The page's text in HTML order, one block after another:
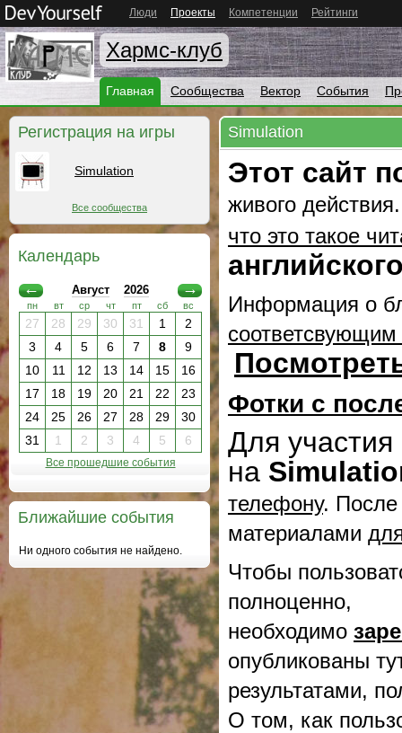
Люди Проекты Компетенции Рейтинги
Хармс-клуб
Главная Сообщества Вектор События
Регистрация на игры
Simulation
Все сообщества
Календарь
←
Август 2026 →
пн вт ср чт пт сб вс
27 28 29 30 31 1
2
3
4 5 6 7 8
9
10
11 12 13 14 15
16
17
18 19 20 21 22
23
24
25 26 27 28 29
30
31
1 2 3 4 5 6
Все прошедшие события
Ближайшие события
Ни одного события не найдено.
Simulation
Этот сайт
живого
что это такое
Информация о
соответсвующим
Фотки с
Для участия
на
телефону. После
материалами
Чтобы
полноценно,
необходимо
опубликованы
результатами,
О том, как